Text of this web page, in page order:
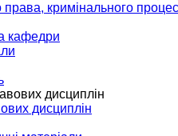
кримінального
кафедри
дисциплін